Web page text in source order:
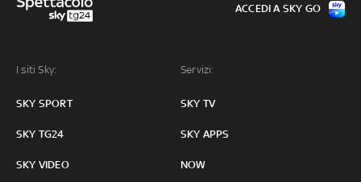
I siti Sky:
SKY SPORT
SKY TG24
SKY VIDEO
Servizi:
SKY TV
SKY APPS
NOW
ACCEDI A SKY GO